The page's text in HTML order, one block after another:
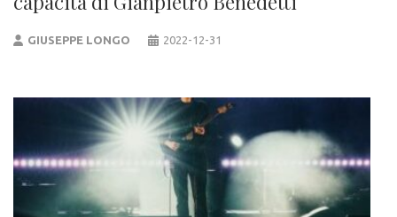
GIUSEPPE LONGO 2022-12-31